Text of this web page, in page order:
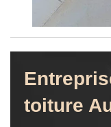
toiture